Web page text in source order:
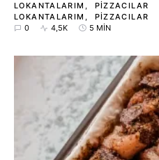
LOKANTALARIM
PIZZACILAR
LOKANTALARIM
PIZZACILAR
0
4,5K 5 MIN